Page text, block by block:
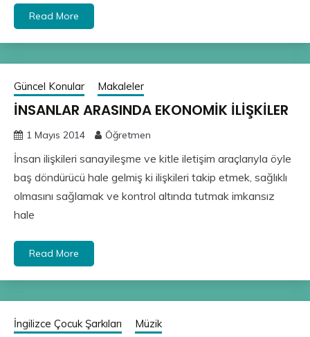
Read More
Güncel Konular Makaleler
İNSANLAR ARASINDA EKONOMİK İLİŞKİLER
1 Mayıs 2014 Öğretmen
İnsan ilişkileri sanayileşme ve kitle iletişim araçlarıyla öyle
baş döndürücü hale gelmiş ki ilişkileri takip etmek, sağlıklı
olmasını sağlamak ve kontrol altında tutmak imkansız
hale
Read More
İngilizce Çocuk Şarkıları Müzik